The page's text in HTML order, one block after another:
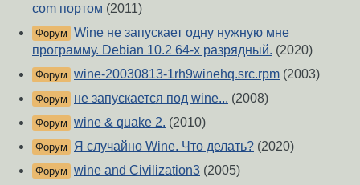
com портом (2011)
Форум Wine не запускает одну нужную мне
программу. Debian 10.2 64-х разрядный. (2020)
Форум wine-20030813-1rh9winehq.src.rpm (2003)
Форум не запускается под wine... (2008)
Форум wine & quake 2. (2010)
Форум Я случайно Wine. Что делать? (2020)
Форум wine and Civilization3 (2005)